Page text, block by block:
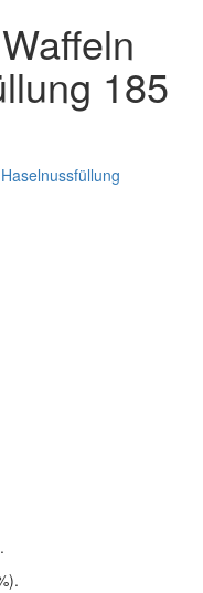
185